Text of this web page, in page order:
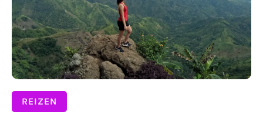
Wonen
Zakelijk
REIZEN